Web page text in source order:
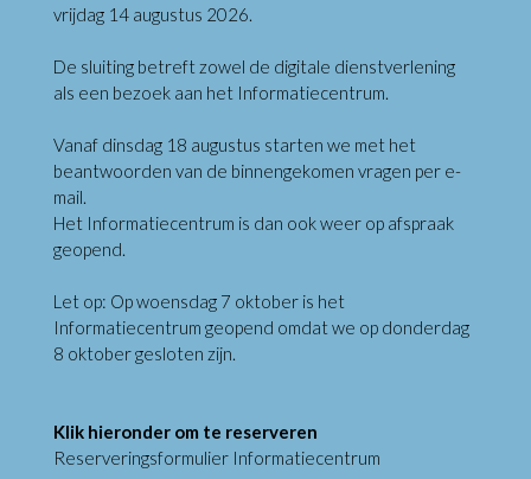
vrijdag 14 augustus 2026.
De sluiting betreft zowel de digitale dienstverlening
als een bezoek aan het Informatiecentrum.
Vanaf dinsdag 18 augustus starten we met het
beantwoorden van de binnengekomen vragen per e-
mail.
Het Informatiecentrum is dan ook weer op afspraak
geopend.
Let op: Op woensdag 7 oktober is het
Informatiecentrum geopend omdat we op donderdag
8 oktober gesloten zijn.
Klik hieronder om te reserveren
Reserveringsformulier Informatiecentrum